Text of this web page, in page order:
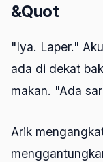
&Quot
"Iya. Laper."
ada di dekat
makan. "Ada
Arik